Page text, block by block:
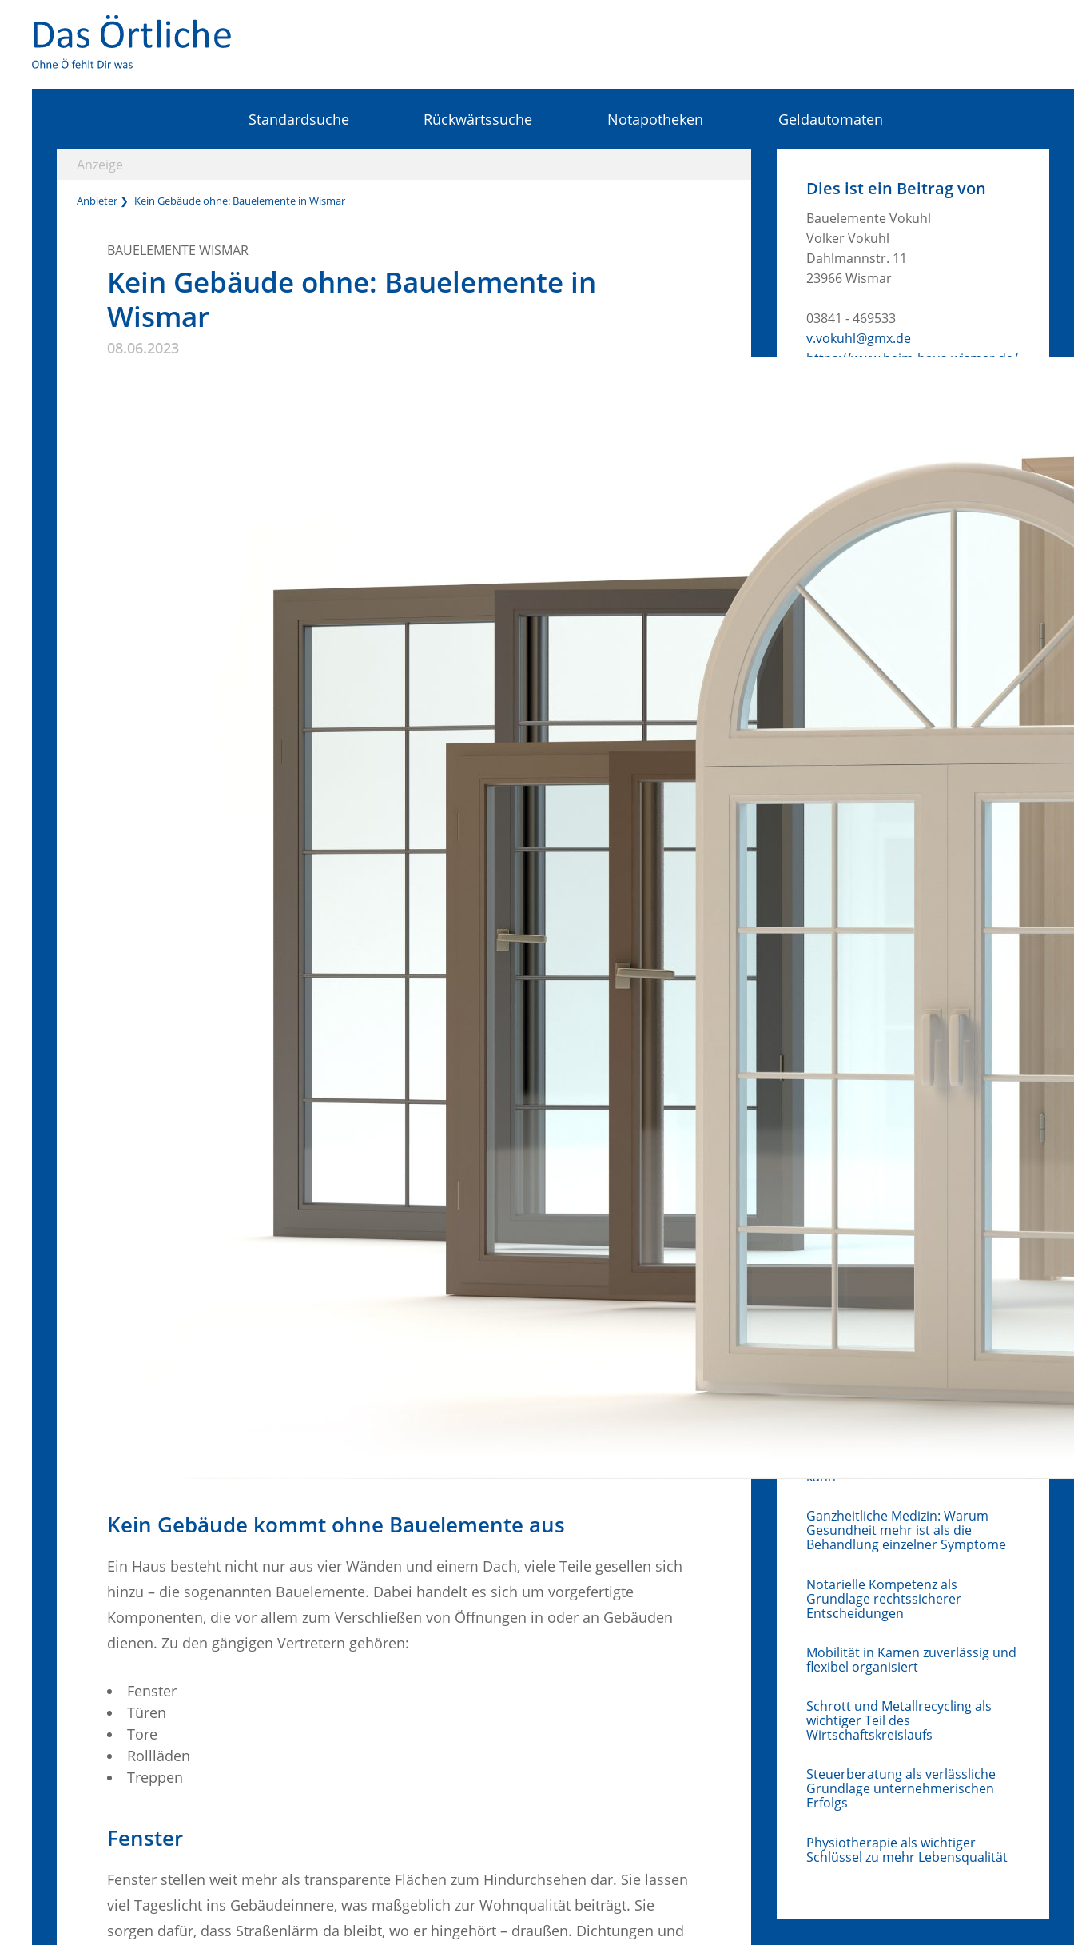
Standardsuche Rückwärtssuche Notapotheken Geldautomaten
Anzeige
Anbieter Kein Gebäude ohne: Bauelemente in Wismar
BAUELEMENTE WISMAR
Kein Gebäude ohne: Bauelemente in
Wismar
08.06.2023
Kein Gebäude kommt ohne Bauelemente aus
Ein Haus besteht nicht nur aus vier Wänden und einem Dach, viele Teile gesellen sich
hinzu – die sogenannten Bauelemente. Dabei handelt es sich um vorgefertigte
Komponenten, die vor allem zum Verschließen von Öffnungen in oder an Gebäuden
dienen. Zu den gängigen Vertretern gehören:
Fenster
Türen
Tore
Rollläden
Treppen
Fenster
Fenster stellen weit mehr als transparente Flächen zum Hindurchsehen dar. Sie lassen
viel Tageslicht ins Gebäudeinnere, was maßgeblich zur Wohnqualität beiträgt. Sie
sorgen dafür, dass Straßenlärm da bleibt, wo er hingehört – draußen. Dichtungen und
Dies ist ein Beitrag von
Bauelemente Vokuhl
Volker Vokuhl
Dahlmannstr. 11
23966 Wismar
03841 - 469533
v.vokuhl@gmx.de
https://www.heim-haus-wismar.de/
Ihre traditionsreiche Apotheke mit
digitalem Service: Krönig’sche
Apotheke in Gütersloh
Physiotherapeuten in Deutschland
finden – so klappt es schnell und
ohne Umwege
Hausverwaltung im Wandel:
Warum professionelle Betreuung
für Eigentümer immer wichtiger
werden: Warum unabhängige
Gutachten wichtig sind
Zwischen Briefkasten und
Auto kaufen im Wandel: Warum
heute mehr zählt als nur die
Gesunde Haare beginnen nicht
Vorsorge für die Augen: Warum
sind
Vorsorgevollmacht,
Patientenverfügung und
Entscheidungen rechtzeitig zu
schafft und Angehörige entlastet.
kann
Ganzheitliche Medizin: Warum
Gesundheit mehr ist als die
Behandlung einzelner Symptome
Notarielle Kompetenz als
Grundlage rechtssicherer
Entscheidungen
Mobilität in Kamen zuverlässig und
flexibel organisiert
Schrott und Metallrecycling als
wichtiger Teil des
Wirtschaftskreislaufs
Steuerberatung als verlässliche
Grundlage unternehmerischen
Erfolgs
Physiotherapie als wichtiger
Schlüssel zu mehr Lebensqualität